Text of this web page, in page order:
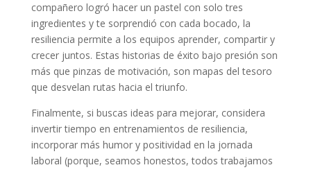
compañero logró hacer un pastel con solo tres
ingredientes y te sorprendió con cada bocado, la
resiliencia permite a los equipos aprender, compartir y
crecer juntos. Estas historias de éxito bajo presión son
más que pinzas de motivación, son mapas del tesoro
que desvelan rutas hacia el triunfo.
Finalmente, si buscas ideas para mejorar, considera
invertir tiempo en entrenamientos de resiliencia,
incorporar más humor y positividad en la jornada
laboral (porque, seamos honestos, todos trabajamos